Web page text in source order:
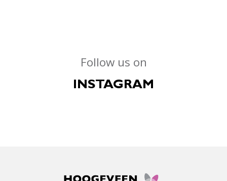
Follow us on
INSTAGRAM